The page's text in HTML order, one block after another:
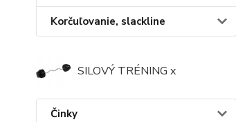
Korčuľovanie, slackline
SILOVÝ TRÉNING x
Činky